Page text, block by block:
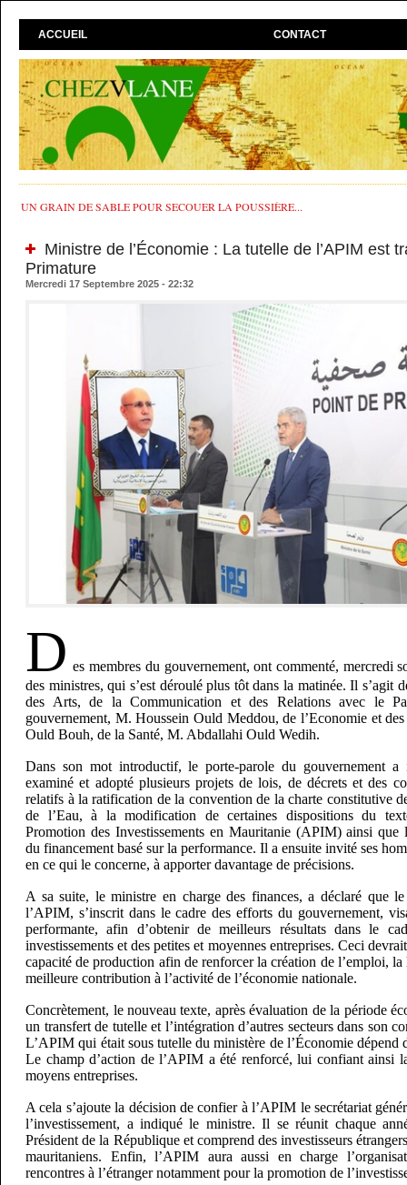
ACCUEIL CONTACT
UN GRAIN DE SABLE POUR SECOUER LA POUSSIÈRE...
Ministre de l’Économie : La tutelle de l’APIM est
Primature
Mercredi 17 Septembre 2025 - 22:32
D es membres du gouvernement, ont commenté, mercredi
des ministres, qui s’est déroulé plus tôt dans la matinée. Il s’agit
des Arts, de la Communication et des Relations avec le
gouvernement, M. Houssein Ould Meddou, de l’Economie et
Ould Bouh, de la Santé, M. Abdallahi Ould Wedih.
Dans son mot introductif, le porte-parole du gouvernement
examiné et adopté plusieurs projets de lois, de décrets et des
relatifs à la ratification de la convention de la charte constitutive
de l’Eau, à la modification de certaines dispositions du
Promotion des Investissements en Mauritanie (APIM) ainsi que
du financement basé sur la performance. Il a ensuite invité ses
en ce qui le concerne, à apporter davantage de précisions.
A sa suite, le ministre en charge des finances, a déclaré que
l’APIM, s’inscrit dans le cadre des efforts du gouvernement,
performante, afin d’obtenir de meilleurs résultats dans le
investissements et des petites et moyennes entreprises. Ceci
capacité de production afin de renforcer la création de l’emploi, la
meilleure contribution à l’activité de l’économie nationale.
Concrètement, le nouveau texte, après évaluation de la période
un transfert de tutelle et l’intégration d’autres secteurs dans son
L’APIM qui était sous tutelle du ministère de l’Économie dépend
Le champ d’action de l’APIM a été renforcé, lui confiant ainsi
moyens entreprises.
A cela s’ajoute la décision de confier à l’APIM le secrétariat
l’investissement, a indiqué le ministre. Il se réunit chaque
Président de la République et comprend des investisseurs
mauritaniens. Enfin, l’APIM aura aussi en charge
rencontres à l’étranger notamment pour la promotion de